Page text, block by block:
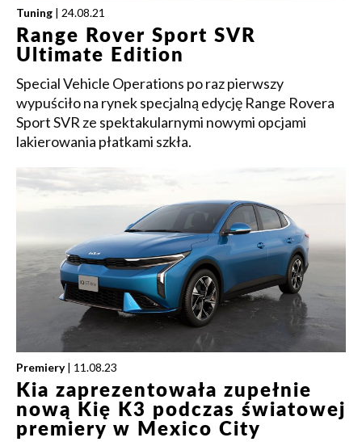
Tuning | 24.08.21
Range Rover Sport SVR
Ultimate Edition
Special Vehicle Operations po raz pierwszy
wypuściło na rynek specjalną edycję Range Rovera
Sport SVR ze spektakularnymi nowymi opcjami
lakierowania płatkami szkła.
Premiery | 11.08.23
Kia zaprezentowała zupełnie
nową Kię K3 podczas światowej
premiery w Mexico City